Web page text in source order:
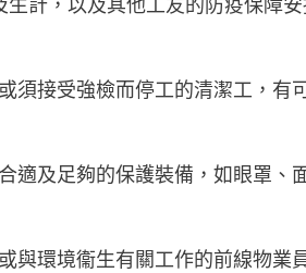
計，以及其他工友的防疫保障
須接受強檢而停工的清潔工，
適及足夠的保護裝備，如眼罩
與環境衞生有關工作的前線物業